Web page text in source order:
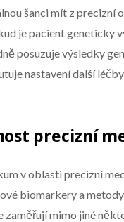
šanci mít z precizní
je pacient geneticky
posuzuje výsledky
nastavení další
precizní
v oblasti precizní
biomarkery a
zaměřují mimo jiné